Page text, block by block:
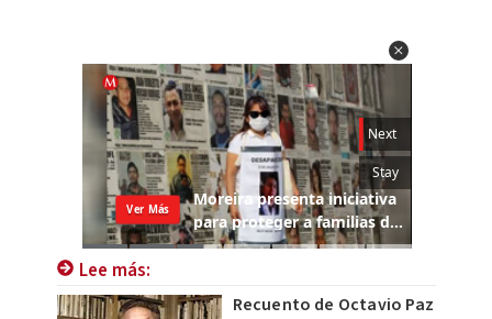
Lee más:
Recuento de Octavio Paz